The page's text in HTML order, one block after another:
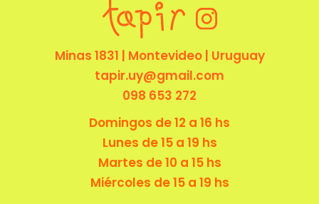
Minas 1831 | Montevideo | Uruguay
tapir.uy@gmail.com
098 653 272
Domingos de 12 a 16 hs
Lunes de 15 a 19 hs
Martes de 10 a 15 hs
Miércoles de 15 a 19 hs